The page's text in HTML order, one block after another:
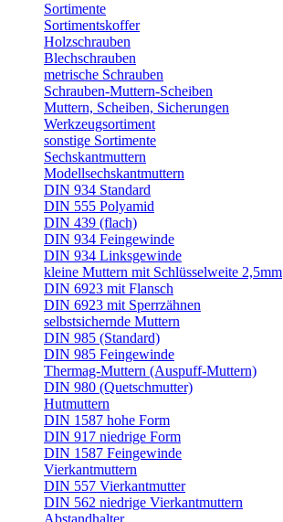
Sortimente
Sortimentskoffer
Holzschrauben
Blechschrauben
metrische Schrauben
Schrauben-Muttern-Scheiben
Muttern, Scheiben, Sicherungen
Werkzeugsortiment
sonstige Sortimente
Sechskantmuttern
Modellsechskantmuttern
DIN 934 Standard
DIN 555 Polyamid
DIN 439 (flach)
DIN 934 Feingewinde
DIN 934 Linksgewinde
kleine Muttern mit Schlüsselweite 2,5mm
DIN 6923 mit Flansch
DIN 6923 mit Sperrzähnen
selbstsichernde Muttern
DIN 985 (Standard)
DIN 985 Feingewinde
Thermag-Muttern (Auspuff-Muttern)
DIN 980 (Quetschmutter)
Hutmuttern
DIN 1587 hohe Form
DIN 917 niedrige Form
DIN 1587 Feingewinde
Vierkantmuttern
DIN 557 Vierkantmutter
DIN 562 niedrige Vierkantmuttern
Abstandhalter